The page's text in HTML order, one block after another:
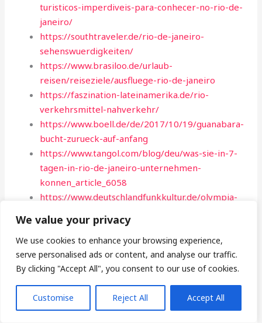
We value your privacy
We use cookies to enhance your browsing experience,
serve personalised ads or content, and analyse our traffic.
By clicking "Accept All", you consent to our use of cookies.
Customise Reject All Accept All
turisticos-imperdiveis-para-conhecer-no-rio-de-
janeiro/
https://southtraveler.de/rio-de-janeiro-
sehenswuerdigkeiten/
https://www.brasiloo.de/urlaub-
reisen/reiseziele/ausfluege-rio-de-janeiro
https://faszination-lateinamerika.de/rio-
verkehrsmittel-nahverkehr/
https://www.boell.de/de/2017/10/19/guanabara-
bucht-zurueck-auf-anfang
https://www.tangol.com/blog/deu/was-sie-in-7-
tagen-in-rio-de-janeiro-unternehmen-
konnen_article_6058
https://www.deutschlandfunkkultur.de/olympia-
und-100.html
https://www.dw.com/de/brasilien-hoffnung-für-
die-guanabara-bucht/g-61459891
https://www.boell.de/de/guanabara-bucht-
sanierungsversprechen-bisher-verfehlt
https://www.boell.de/de/2014/07/17/brasilien-
der-fischer-die-bucht-und-das-erdoel